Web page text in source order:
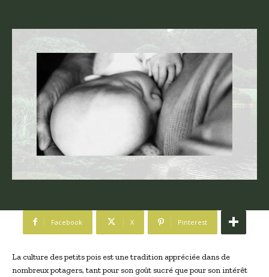
Facebook X Pinterest
La culture des petits pois est une tradition appréciée dans de
nombreux potagers, tant pour son goût sucré que pour son intérêt